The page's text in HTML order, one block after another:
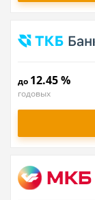
до 12.45 %
годовых